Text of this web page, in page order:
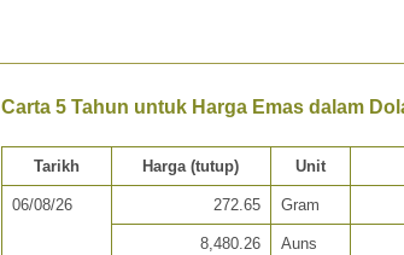
Carta 5 Tahun untuk Harga Emas dalam
Tarikh Harga (tutup) Unit
06/08/26 272.65 Gram
8,480.26 Auns